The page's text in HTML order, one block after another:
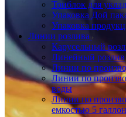
Триблок для
Упаковка Дой
Упаковка
Линии розлива
Карусельный
Линейный розлив
Линии по
Линии по
воды
Линии по
емкостью 5